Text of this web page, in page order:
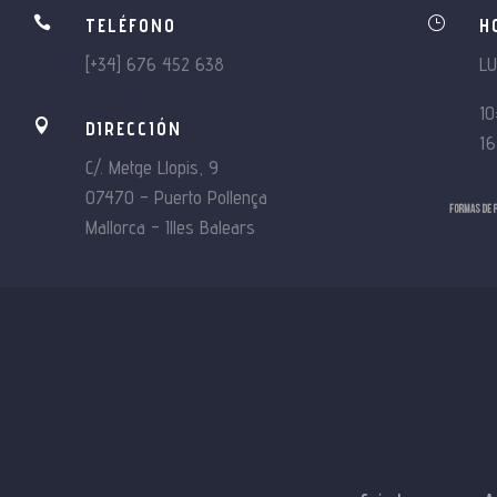

TELÉFONO
[+34] 676 452 638

DIRECCIÓN
C/. Metge Llopis, 9
07470 – Puerto Pollença
Mallorca – Illes Balears
}